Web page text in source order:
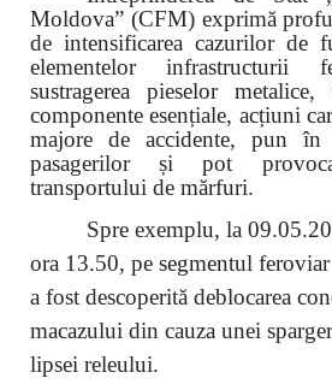
Moldova” (CFM) exprimă
de intensificarea cazurilor de
elementelor infrastructurii
sustragerea pieselor
componente esențiale, acțiuni
majore de accidente, pun în
pasagerilor și pot
transportului de mărfuri.
Spre exemplu, la
ora 13.50, pe segmentul
a fost descoperită deblocarea
macazului din cauza unei
lipsei releului.